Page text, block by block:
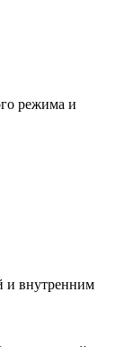
режима и
и внутренним